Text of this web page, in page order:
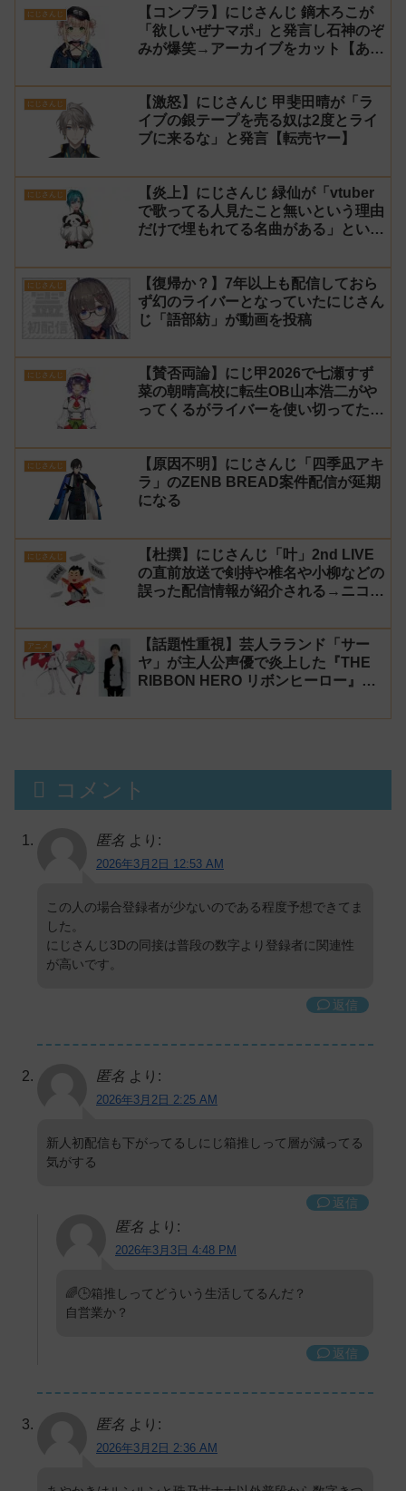
にじさんじ
【コンプラ】にじさんじ 鏑木ろこが
「欲しいぜナマポ」と発言し石神のぞ
みが爆笑→アーカイブをカット【あら
にじさんじ
【激怒】にじさんじ 甲斐田晴が「ラ
イブの銀テープを売る奴は2度とライ
ブに来るな」と発言【転売ヤー】
にじさんじ
【炎上】にじさんじ 緑仙が「vtuber
で歌ってる人見たこと無いという理由
だけで埋もれてる名曲がある」という
にじさんじ
【復帰か？】7年以上も配信しておら
ず幻のライバーとなっていたにじさん
じ「語部紡」が動画を投稿
にじさんじ
【賛否両論】にじ甲2026で七瀬すず
菜の朝晴高校に転生OB山本浩二がや
ってくるがライバーを使い切ってたの
イバーの転生が可能に
にじさんじ
【原因不明】にじさんじ「四季凪アキ
ラ」のZENB BREAD案件配信が延期
になる
にじさんじ
【杜撰】にじさんじ「叶」2nd LIVE
の直前放送で剣持や椎名や小柳などの
誤った配信情報が紹介される→ニコニ
【生成AI?】
アニメ
【話題性重視】芸人ラランド「サー
ヤ」が主人公声優で炎上した『THE
RIBBON HERO リボンヒーロー』に
ンルン」「でびでび・でびる」が出
コメント
匿名 より:
2026年3月2日 12:53 AM
この人の場合登録者が少ないのである程度予想できてま
した。
にじさんじ3Dの同接は普段の数字より登録者に関連性
が高いです。
返信
匿名 より:
2026年3月2日 2:25 AM
新人初配信も下がってるしにじ箱推しって層が減ってる
気がする
返信
匿名 より:
2026年3月3日 4:48 PM
🌈🕒箱推しってどういう生活してるんだ？
自営業か？
返信
匿名 より:
2026年3月2日 2:36 AM